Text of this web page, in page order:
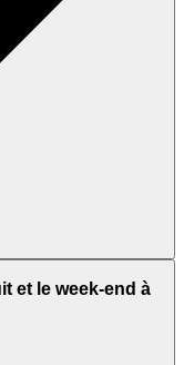
et le week-end à